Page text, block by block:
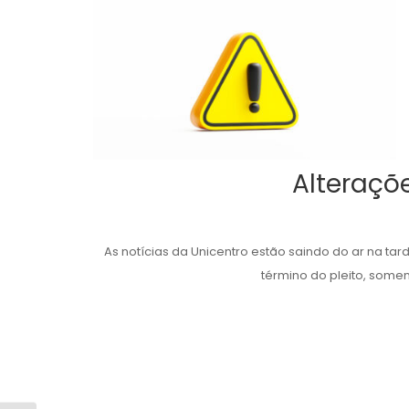
As notícias da Unicentro estão saindo do ar na
término do pleito,